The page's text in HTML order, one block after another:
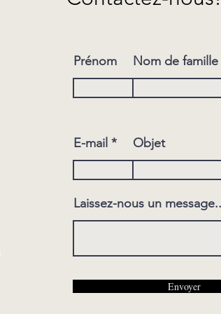
Prénom Nom de famille
E-mail Objet
Laissez-nous un
Envoyer